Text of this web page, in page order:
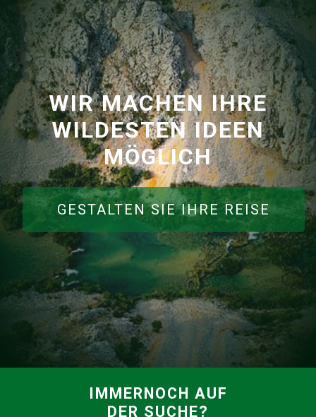
WIR MACHEN IHRE
WILDESTEN IDEEN
MÖGLICH
GESTALTEN SIE IHRE REISE
IMMERNOCH AUF
DER SUCHE?